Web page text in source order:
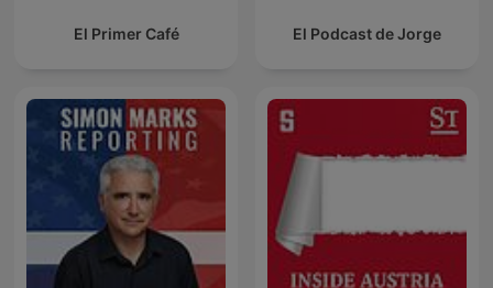
El Primer Café El Podcast de Jorge